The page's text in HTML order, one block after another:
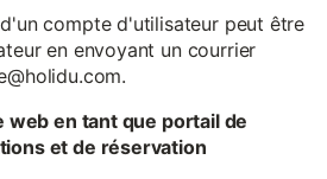
compte d'utilisateur peut être
en envoyant un courrier
web en tant que portail de
et de réservation